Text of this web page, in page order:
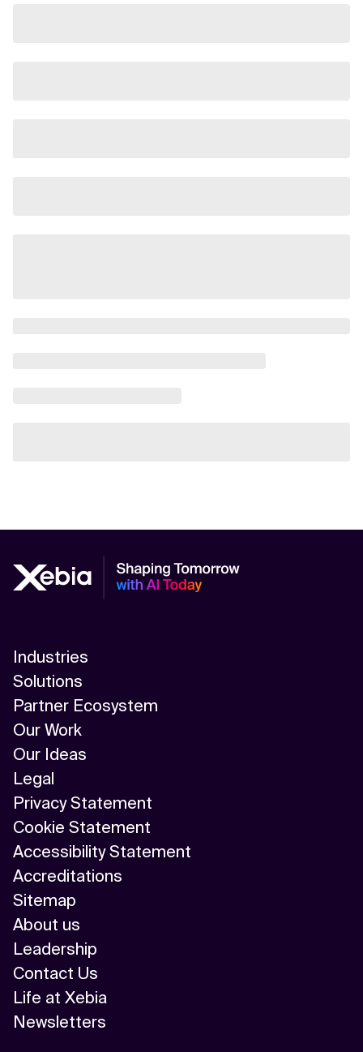
Industries
Solutions
Partner Ecosystem
Our Work
Our Ideas
Legal
Privacy Statement
Cookie Statement
Accessibility Statement
Accreditations
Sitemap
About us
Leadership
Contact Us
Life at Xebia
Newsletters